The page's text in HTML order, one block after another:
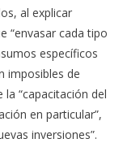
al explicar
“envasar cada tipo
específicos
imposibles de
“capacitación del
en particular”,
inversiones”.